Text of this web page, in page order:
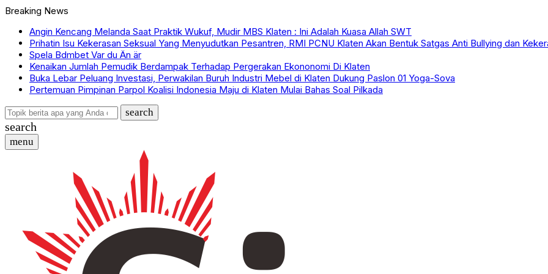
Breaking News
Angin Kencang Melanda Saat Praktik Wukuf, Mudir MBS Klaten : Ini Adalah Kuasa Allah SWT
Prihatin Isu Kekerasan Seksual Yang Menyudutkan Pesantren, RMI PCNU Klaten Akan Bentuk Satgas Anti Bullying dan
Spela Bdmbet Var du Än är
Kenaikan Jumlah Pemudik Berdampak Terhadap Pergerakan Ekononomi Di Klaten
Buka Lebar Peluang Investasi, Perwakilan Buruh Industri Mebel di Klaten Dukung Paslon 01 Yoga-Sova
Pertemuan Pimpinan Parpol Koalisi Indonesia Maju di Klaten Mulai Bahas Soal Pilkada
search
search
menu